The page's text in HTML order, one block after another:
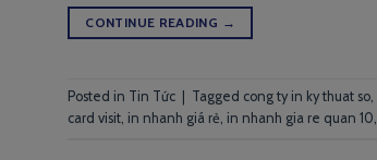
CONTINUE READING →
Posted in Tin Tức Tagged cong ty in ky thuat so,
card visit, in nhanh giá rẻ, in nhanh gia re quan 10,